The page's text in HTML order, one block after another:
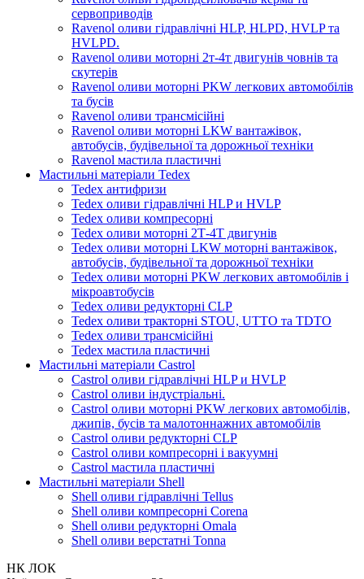
сервоприводів
Ravenol оливи гідравлічні HLP, HLPD, HVLP та
HVLPD.
Ravenol оливи моторні 2т-4т двигунів човнів та
скутерів
Ravenol оливи моторні PKW легкових автомобілів
та бусів
Ravenol оливи трансмісійні
Ravenol оливи моторні LKW вантажівок,
автобусів, будівельної та дорожньої техніки
Ravenol мастила пластичні
Мастильні матеріали Tedex
Tedex антифризи
Tedex оливи гідравлічні HLP и HVLP
Tedex оливи компресорні
Tedex оливи моторні 2Т-4Т двигунів
Tedex оливи моторні LKW моторні вантажівок,
автобусів, будівельної та дорожньої техніки
Tedex оливи моторні PKW легкових автомобілів і
мікроавтобусів
Tedex оливи редукторні CLP
Tedex оливи тракторні STOU, UTTO та TDTO
Tedex оливи трансмісійні
Tedex мастила пластичні
Мастильні матеріали Castrol
Castrol оливи гідравлічні HLP и HVLP
Castrol оливи індустріальні.
Castrol оливи моторні PKW легкових автомобілів,
джипів, бусів та малотоннажних автомобілів
Castrol оливи редукторні CLP
Castrol оливи компресорні і вакуумні
Castrol мастила пластичні
Мастильні матеріали Shell
Shell оливи гідравлічні Tellus
Shell оливи компресорні Corena
Shell оливи редукторні Omala
Shell оливи верстатні Tonna
НК ЛОК